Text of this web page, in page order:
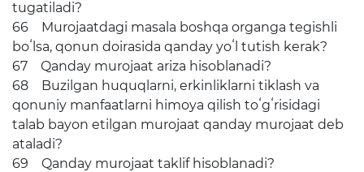
tugatiladi?
66 Murojaatdagi masala boshqa organga tegishli
boʻlsa, qonun doirasida qanday yoʻl tutish kerak?
67 Qanday murojaat ariza hisoblanadi?
68 Buzilgan huquqlarni, erkinliklarni tiklash va
qonuniy manfaatlarni himoya qilish toʻgʻrisidagi
talab bayon etilgan murojaat qanday murojaat deb
ataladi?
69 Qanday murojaat taklif hisoblanadi?